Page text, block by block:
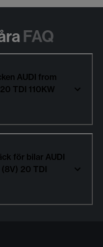
FAQ
AUDI from
TDI 110KW
för bilar AUDI
20 TDI